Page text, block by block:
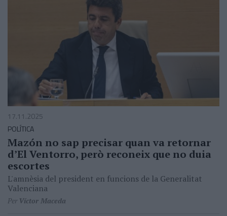
17.11.2025
POLÍTICA
Mazón no sap precisar quan va retornar
d’El Ventorro, però reconeix que no duia
escortes
L'amnèsia del president en funcions de la Generalitat
Valenciana
Per Víctor Maceda